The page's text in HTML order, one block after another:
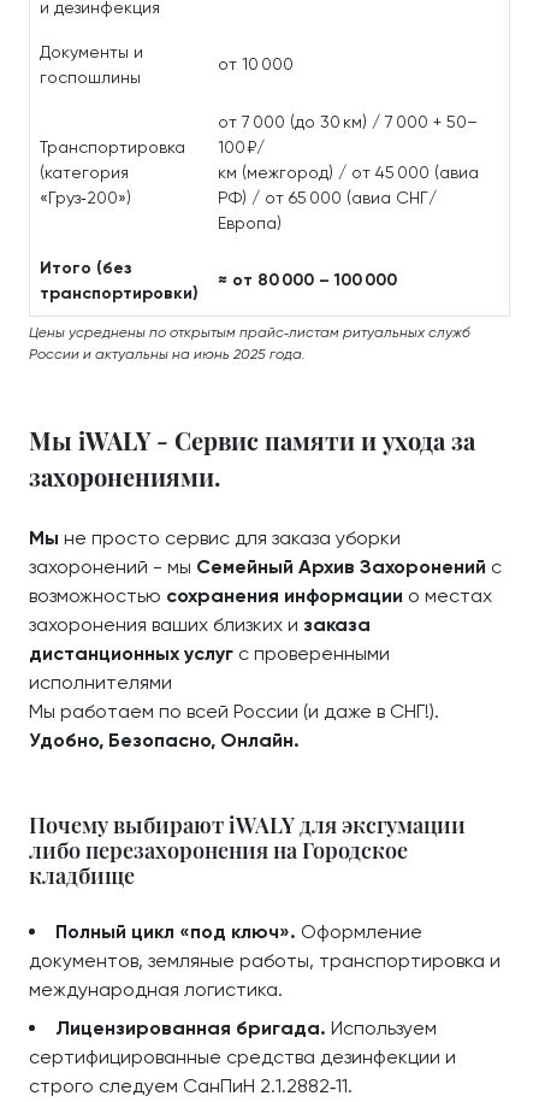
и дезинфекция
Документы и
госпошлины
от 10 000
Транспортировка
(категория
«Груз‑200»)
от 7 000 (до 30 км) / 7 000 + 50–
100 ₽/
км (межгород) / от 45 000 (авиа
РФ) / от 65 000 (авиа СНГ/
Европа)
Итого (без
транспортировки)
≈ от 80 000 – 100 000
Цены усреднены по открытым прайс‑листам ритуальных служб
России и актуальны на июнь 2025 года.
Мы iWALY - Сервис памяти и ухода за
захоронениями.
Мы не просто сервис для заказа уборки
захоронений - мы Семейный Архив Захоронений с
возможностью сохранения информации о местах
захоронения ваших близких и заказа
дистанционных услуг с проверенными
исполнителями
Мы работаем по всей России (и даже в СНГ!).
Удобно, Безопасно, Онлайн.
Почему выбирают iWALY для эксгумации
либо перезахоронения на Городское
кладбище
Полный цикл «под ключ». Оформление
документов, земляные работы, транспортировка и
международная логистика.
Лицензированная бригада. Используем
сертифицированные средства дезинфекции и
строго следуем СанПиН 2.1.2882‑11.